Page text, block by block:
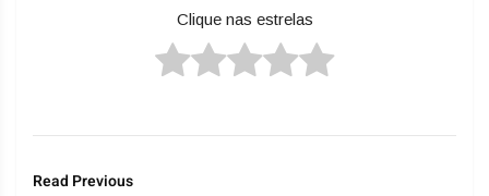
Clique nas estrelas
Read Previous